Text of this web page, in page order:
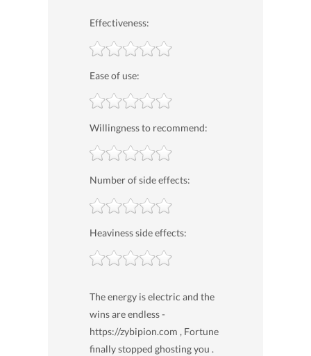
Effectiveness:
Ease of use:
Willingness to recommend:
Number of side effects:
Heaviness side effects:
The energy is electric and the
wins are endless -
https://zybipion.com , Fortune
finally stopped ghosting you .